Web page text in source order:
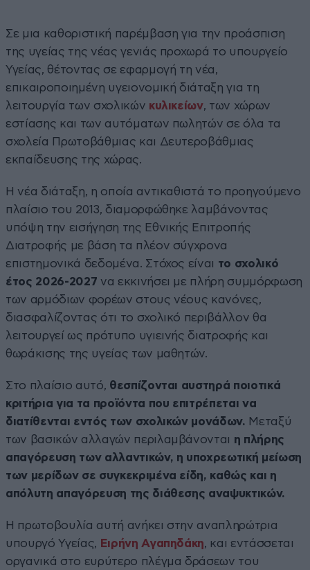
Σε μια καθοριστική παρέμβαση για την προάσπιση
της υγείας της νέας γενιάς προχωρά το υπουργείο
Υγείας, θέτοντας σε εφαρμογή τη νέα,
επικαιροποιημένη υγειονομική διάταξη για τη
λειτουργία των σχολικών κυλικείων, των χώρων
εστίασης και των αυτόματων πωλητών σε όλα τα
σχολεία Πρωτοβάθμιας και Δευτεροβάθμιας
εκπαίδευσης της χώρας.
Η νέα διάταξη, η οποία αντικαθιστά το προηγούμενο
πλαίσιο του 2013, διαμορφώθηκε λαμβάνοντας
υπόψη την εισήγηση της Εθνικής Επιτροπής
Διατροφής με βάση τα πλέον σύγχρονα
επιστημονικά δεδομένα. Στόχος είναι το σχολικό
έτος 2026-2027 να εκκινήσει με πλήρη συμμόρφωση
των αρμόδιων φορέων στους νέους κανόνες,
διασφαλίζοντας ότι το σχολικό περιβάλλον θα
λειτουργεί ως πρότυπο υγιεινής διατροφής και
θωράκισης της υγείας των μαθητών.
Στο πλαίσιο αυτό, θεσπίζονται αυστηρά ποιοτικά
κριτήρια για τα προϊόντα που επιτρέπεται να
διατίθενται εντός των σχολικών μονάδων. Μεταξύ
των βασικών αλλαγών περιλαμβάνονται η πλήρης
απαγόρευση των αλλαντικών, η υποχρεωτική μείωση
των μερίδων σε συγκεκριμένα είδη, καθώς και η
απόλυτη απαγόρευση της διάθεσης αναψυκτικών.
Η πρωτοβουλία αυτή ανήκει στην αναπληρώτρια
υπουργό Υγείας, Ειρήνη Αγαπηδάκη, και εντάσσεται
οργανικά στο ευρύτερο πλέγμα δράσεων του